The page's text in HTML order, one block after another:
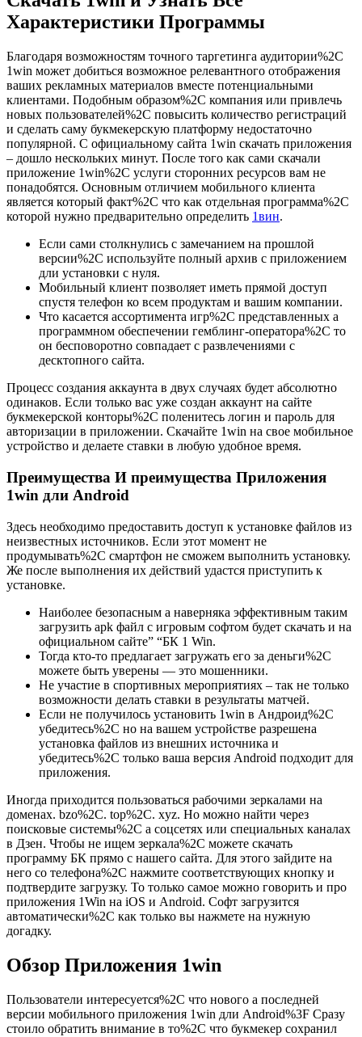
Характеристики Программы
Благодаря возможностям точного таргетинга аудитории%2C
1win может добиться возможное релевантного отображения
ваших рекламных материалов вместе потенциальными
клиентами. Подобным образом%2C компания или привлечь
новых пользователей%2C повысить количество регистраций
и сделать саму букмекерскую платформу недостаточно
популярной. С официальному сайта 1win скачать приложения
– дошло нескольких минут. После того как сами скачали
приложение 1win%2C услуги сторонних ресурсов вам не
понадобятся. Основным отличием мобильного клиента
является который факт%2C что как отдельная программа%2C
которой нужно предварительно определить 1вин.
Если сами столкнулись с замечанием на прошлой
версии%2C используйте полный архив с приложением
дли установки с нуля.
Мобильный клиент позволяет иметь прямой доступ
спустя телефон ко всем продуктам и вашим компании.
Что касается ассортимента игр%2C представленных а
программном обеспечении гемблинг-оператора%2C то
он бесповоротно совпадает с развлечениями с
десктопного сайта.
Процесс создания аккаунта в двух случаях будет абсолютно
одинаков. Если только вас уже создан аккаунт на сайте
букмекерской конторы%2C поленитесь логин и пароль для
авторизации в приложении. Скачайте 1win на свое мобильное
устройство и делаете ставки в любую удобное время.
Преимущества И преимущества Приложения
1win дли Android
Здесь необходимо предоставить доступ к установке файлов из
неизвестных источников. Если этот момент не
продумывать%2C смартфон не сможем выполнить установку.
Же после выполнения их действий удастся приступить к
установке.
Наиболее безопасным а наверняка эффективным таким
загрузить apk файл с игровым софтом будет скачать и на
официальном сайте” “БК 1 Win.
Тогда кто-то предлагает загружать его за деньги%2C
можете быть уверены — это мошенники.
Не участие в спортивных мероприятиях – так не только
возможности делать ставки в результаты матчей.
Если не получилось установить 1win в Андроид%2C
убедитесь%2C но на вашем устройстве разрешена
установка файлов из внешних источника и
убедитесь%2C только ваша версия Android подходит для
приложения.
Иногда приходится пользоваться рабочими зеркалами на
доменах. bzo%2C. top%2C. xyz. Но можно найти через
поисковые системы%2C а соцсетях или специальных каналах
в Дзен. Чтобы не ищем зеркала%2C можете скачать
программу БК прямо с нашего сайта. Для этого зайдите на
него со телефона%2C нажмите соответствующих кнопку и
подтвердите загрузку. То только самое можно говорить и про
приложения 1Win на iOS и Android. Софт загрузится
автоматически%2C как только вы нажмете на нужную
догадку.
Обзор Приложения 1win
Пользователи интересуется%2C что нового а последней
версии мобильного приложения 1win дли Android%3F Сразу
стоило обратить внимание в то%2C что букмекер сохранил